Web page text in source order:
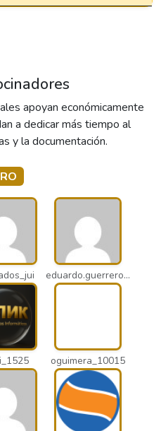
apoyan económicamente
a dedicar más tiempo al
y la documentación.
eduardo.guerrero_pto
oguimera_10015